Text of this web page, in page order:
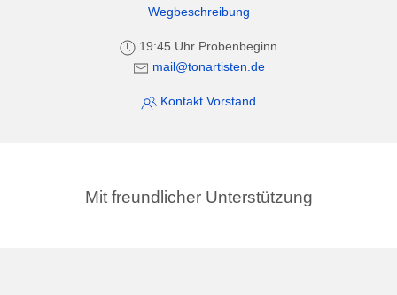
Wegbeschreibung
19:45 Uhr Probenbeginn
mail@tonartisten.de
Kontakt Vorstand
Mit freundlicher Unterstützung